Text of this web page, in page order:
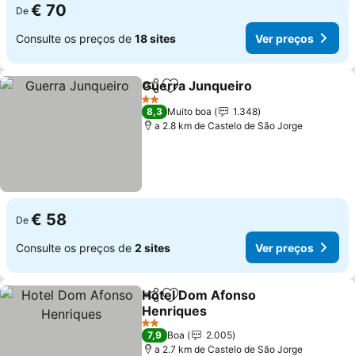
De € 70
Consulte os preços de 18 sites Ver preços
PartilharAdicionar aos favoritos
Guerra Junqueiro
2 Estrelas
8,3 Muito boa
1.348
a 2.8 km de Castelo de São Jorge
De € 58
Consulte os preços de 2 sites Ver preços
PartilharAdicionar aos favoritos
Hotel Dom Afonso
Henriques
2 Estrelas
7,9 Boa
2.005
a 2.7 km de Castelo de São Jorge